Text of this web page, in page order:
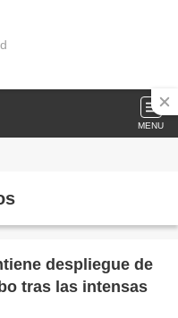
MENU
despliegue de
tras las intensas